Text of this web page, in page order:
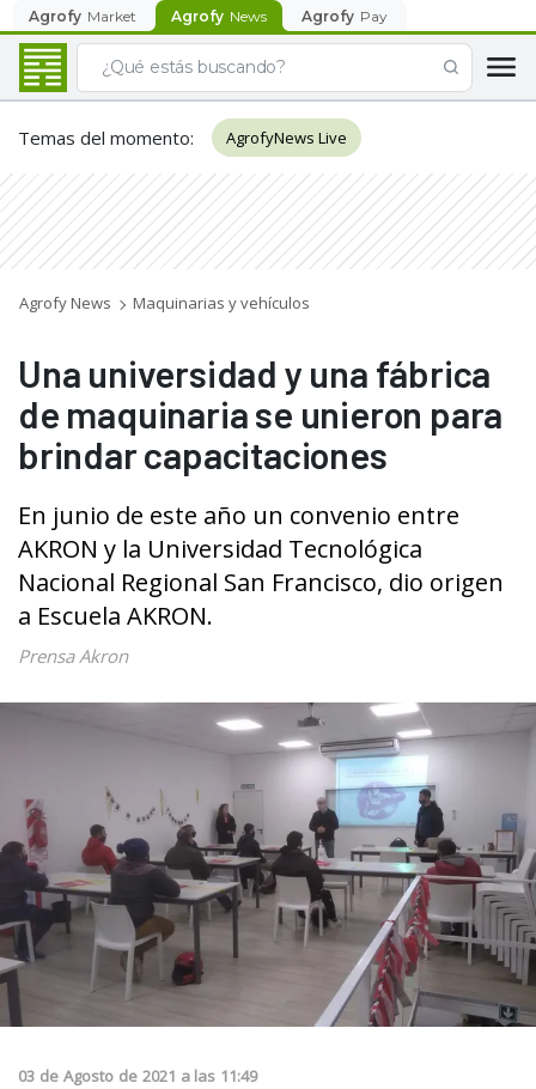
Agrofy Market Agrofy News Agrofy Pay
Temas del momento: AgrofyNews Live
Agrofy News Maquinarias y vehículos
Una universidad y una fábrica
de maquinaria se unieron para
brindar capacitaciones
En junio de este año un convenio entre
AKRON y la Universidad Tecnológica
Nacional Regional San Francisco, dio origen
a Escuela AKRON.
Prensa Akron
03 de Agosto de 2021 a las 11:49